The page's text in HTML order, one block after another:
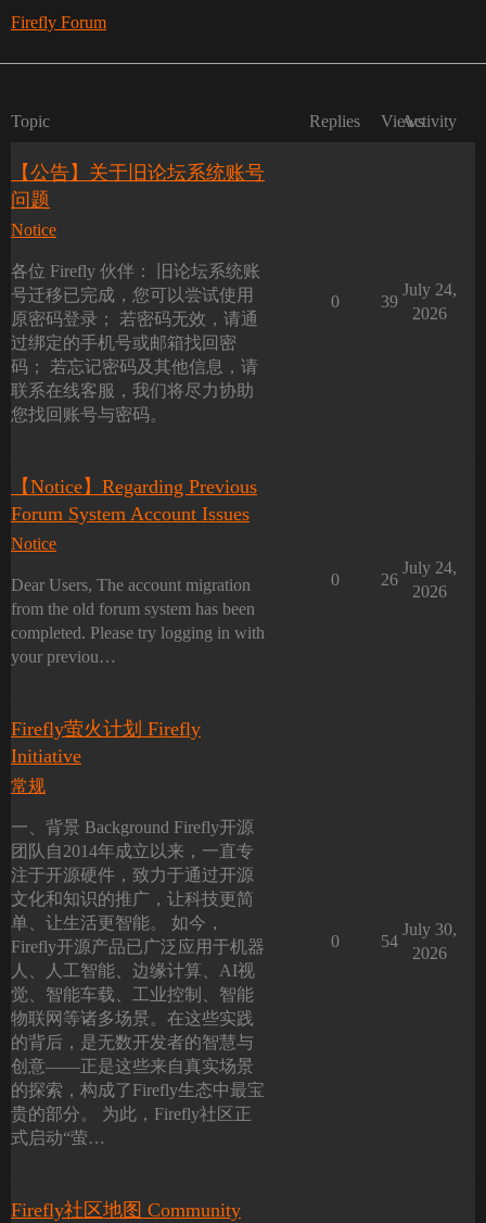
Firefly Forum
Topic Replies ViewsActivity
【公告】关于旧论坛系统账号
问题
Notice
各位 Firefly 伙伴： 旧论坛系统账
号迁移已完成，您可以尝试使用
原密码登录； 若密码无效，请通
过绑定的手机号或邮箱找回密
码； 若忘记密码及其他信息，请
联系在线客服，我们将尽力协助
您找回账号与密码。
0 39
July 24,
2026
【Notice】Regarding Previous
Forum System Account Issues
Notice
Dear Users, The account migration
from the old forum system has been
completed. Please try logging in with
your previou…
0 26
July 24,
2026
Firefly萤火计划 Firefly
Initiative
常规
一、背景 Background Firefly开源
团队自2014年成立以来，一直专
注于开源硬件，致力于通过开源
文化和知识的推广，让科技更简
单、让生活更智能。 如今，
Firefly开源产品已广泛应用于机器
人、人工智能、边缘计算、AI视
觉、智能车载、工业控制、智能
物联网等诸多场景。在这些实践
的背后，是无数开发者的智慧与
创意——正是这些来自真实场景
的探索，构成了Firefly生态中最宝
贵的部分。 为此，Firefly社区正
式启动“萤…
0 54
July 30,
2026
Firefly社区地图 Community